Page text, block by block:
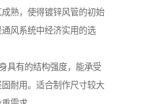
熟，使得镀锌风管的初始
风系统中经济实用的选
具有的结构强度，能承受
耐用。适合制作尺寸较大